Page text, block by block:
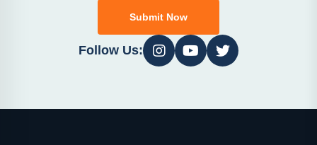
Submit Now
Follow Us: